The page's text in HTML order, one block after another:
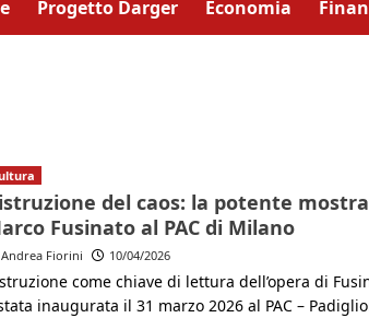
Progetto Darger Economia
del caos: la potente
Fusinato al PAC di Milano
Andrea Fiorini 10/04/2026
come chiave di lettura dell’opera di
inaugurata il 31 marzo 2026 al PAC –